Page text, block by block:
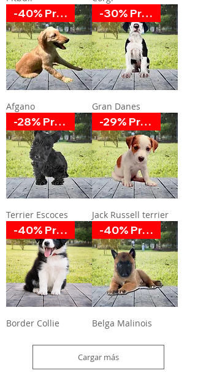
-40% Promoción
Afgano
-30% Promoción
Gran Danes
-28% Promoción
Terrier Escoces
-29% Promoción
Jack Russell terrier
-40% Promoción
Border Collie
-40% Promoción
Belga Malinois
Cargar más